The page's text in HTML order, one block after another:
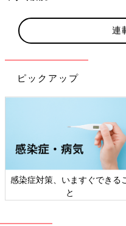
連
ピックアップ
きるこ
「もしものときの」